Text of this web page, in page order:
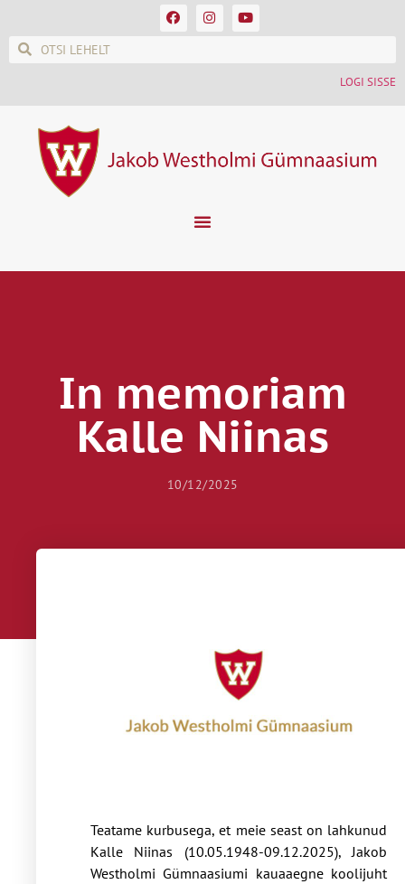
LOGI SISSE
In memoriam
Kalle Niinas
10/12/2025
Teatame kurbusega, et meie seast on lahkunud
Kalle Niinas (10.05.1948-09.12.2025), Jakob
Westholmi Gümnaasiumi kauaaegne koolijuht